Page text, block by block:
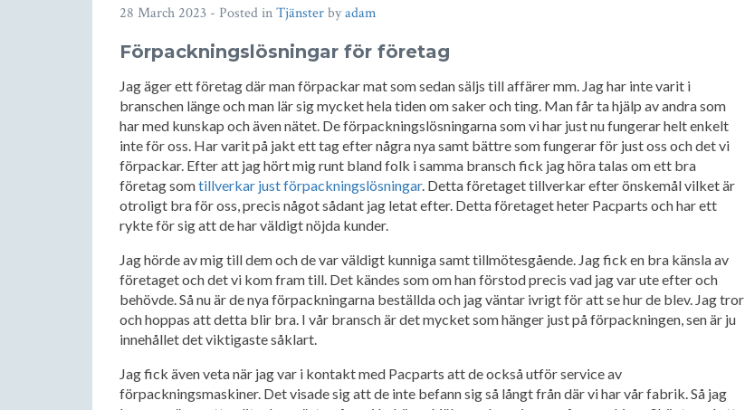
28 March 2023 - Posted inTjänsterbyadam
Förpackningslösningar för företag
Jag äger ett företag där man förpackar mat som sedan säljs till affärer mm. Jag har inte varit i
branschen länge och man lär sig mycket hela tiden om saker och ting. Man får ta hjälp av andra som
har med kunskap och även nätet. De förpackningslösningarna som vi har just nu fungerar helt enkelt
inte för oss. Har varit på jakt ett tag efter några nya samt bättre som fungerar för just oss och det vi
förpackar. Efter att jag hört mig runt bland folk i samma bransch fick jag höra talas om ett bra
företag somtillverkar just förpackningslösningar. Detta företaget tillverkar efter önskemål vilket är
otroligt bra för oss, precis något sådant jag letat efter. Detta företaget heter Pacparts och har ett
rykte för sig att de har väldigt nöjda kunder.
Jag hörde av mig till dem och de var väldigt kunniga samt tillmötesgående. Jag fick en bra känsla av
företaget och det vi kom fram till. Det kändes som om han förstod precis vad jag var ute efter och
behövde. Så nu är de nya förpackningarna beställda och jag väntar ivrigt för att se hur de blev. Jag tror
och hoppas att detta blir bra. I vår bransch är det mycket som hänger just på förpackningen, sen är ju
innehållet det viktigaste såklart.
Jag fick även veta när jag var i kontakt med Pacparts att de också utför service av
förpackningsmaskiner. Det visade sig att de inte befann sig så långt från där vi har vår fabrik. Så jag